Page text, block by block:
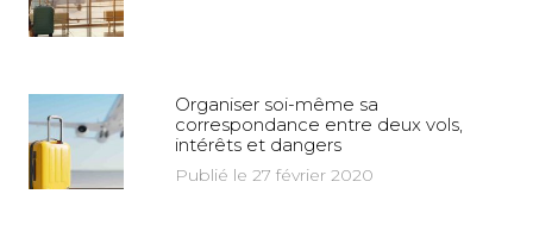
Organiser soi-même sa
correspondance entre deux vols,
intérêts et dangers
Publié le 27 février 2020